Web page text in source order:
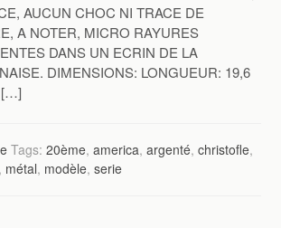
AUCUN CHOC NI TRACE DE
A NOTER, MICRO RAYURES
DANS UN ECRIN DE LA
DIMENSIONS: LONGUEUR: 19,6
[…]
Tags:20ème,america,argenté,christofle,
, métal, modèle,serie